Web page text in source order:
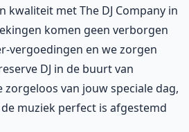
kwaliteit met The DJ Company in
komen geen verborgen
vergoedingen en we zorgen
DJ in de buurt van
zorgeloos van jouw speciale dag,
muziek perfect is afgestemd